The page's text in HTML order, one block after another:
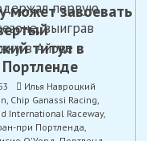
может завоевать
титул в
Илья Навроцкий
, Chip Ganassi Racing,
International Raceway,
при Портленда,